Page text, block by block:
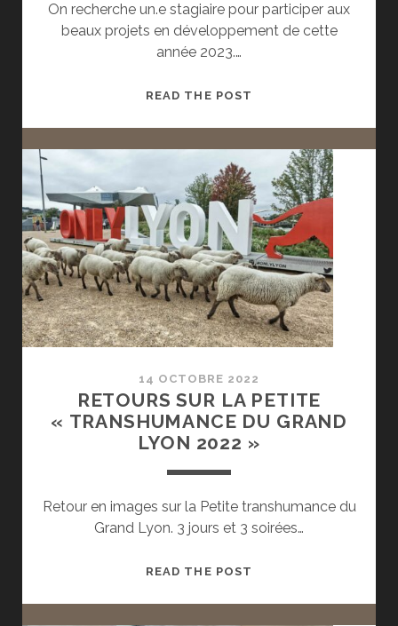
On recherche un.e stagiaire pour participer aux
beaux projets en développement de cette
année 2023.…
READ THE POST
14 OCTOBRE 2022
RETOURS SUR LA PETITE
« TRANSHUMANCE DU GRAND
LYON 2022 »
Retour en images sur la Petite transhumance du
Grand Lyon. 3 jours et 3 soirées…
READ THE POST